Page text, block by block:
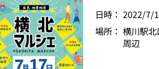
日時： 2022/7/
場所： 横川駅
周辺